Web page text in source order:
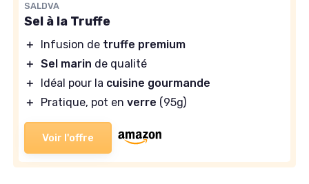
SALDVA
Sel à la Truffe
＋ Infusion de truffe premium
＋ Sel marin de qualité
＋
Idéal pour la cuisine gourmande
＋
Pratique, pot en verre (95g)
Voir l'offre